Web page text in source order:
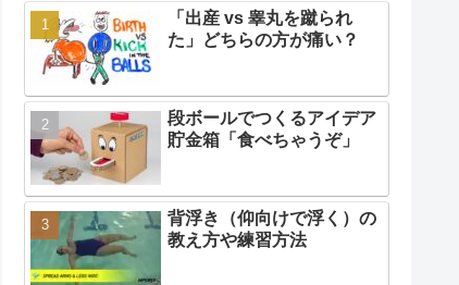
「出産 vs 睾丸を蹴られ
た」どちらの方が痛い？
段ボールでつくるアイデア
貯金箱「食べちゃうぞ」
背浮き（仰向けで浮く）の
教え方や練習方法